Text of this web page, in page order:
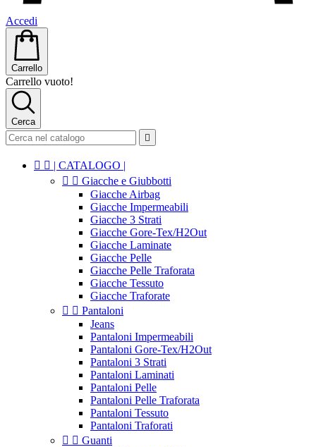
Accedi
Carrello
Carrello vuoto!
Cerca

  | CATALOGO |
  Giacche e Giubbotti
Giacche Airbag
Giacche Impermeabili
Giacche 3 Strati
Giacche Gore-Tex/H2Out
Giacche Laminate
Giacche Pelle
Giacche Pelle Traforata
Giacche Tessuto
Giacche Traforate
  Pantaloni
Jeans
Pantaloni Impermeabili
Pantaloni Gore-Tex/H2Out
Pantaloni 3 Strati
Pantaloni Laminati
Pantaloni Pelle
Pantaloni Pelle Traforata
Pantaloni Tessuto
Pantaloni Traforati
  Guanti